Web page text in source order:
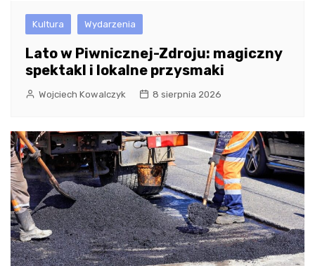
Kultura Wydarzenia
Lato w Piwnicznej-Zdroju: magiczny
spektakl i lokalne przysmaki
Wojciech Kowalczyk 8 sierpnia 2026